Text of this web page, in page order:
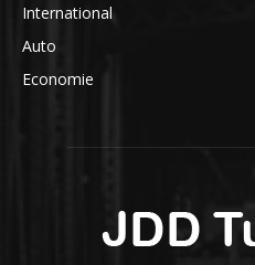
International
Auto
Economie